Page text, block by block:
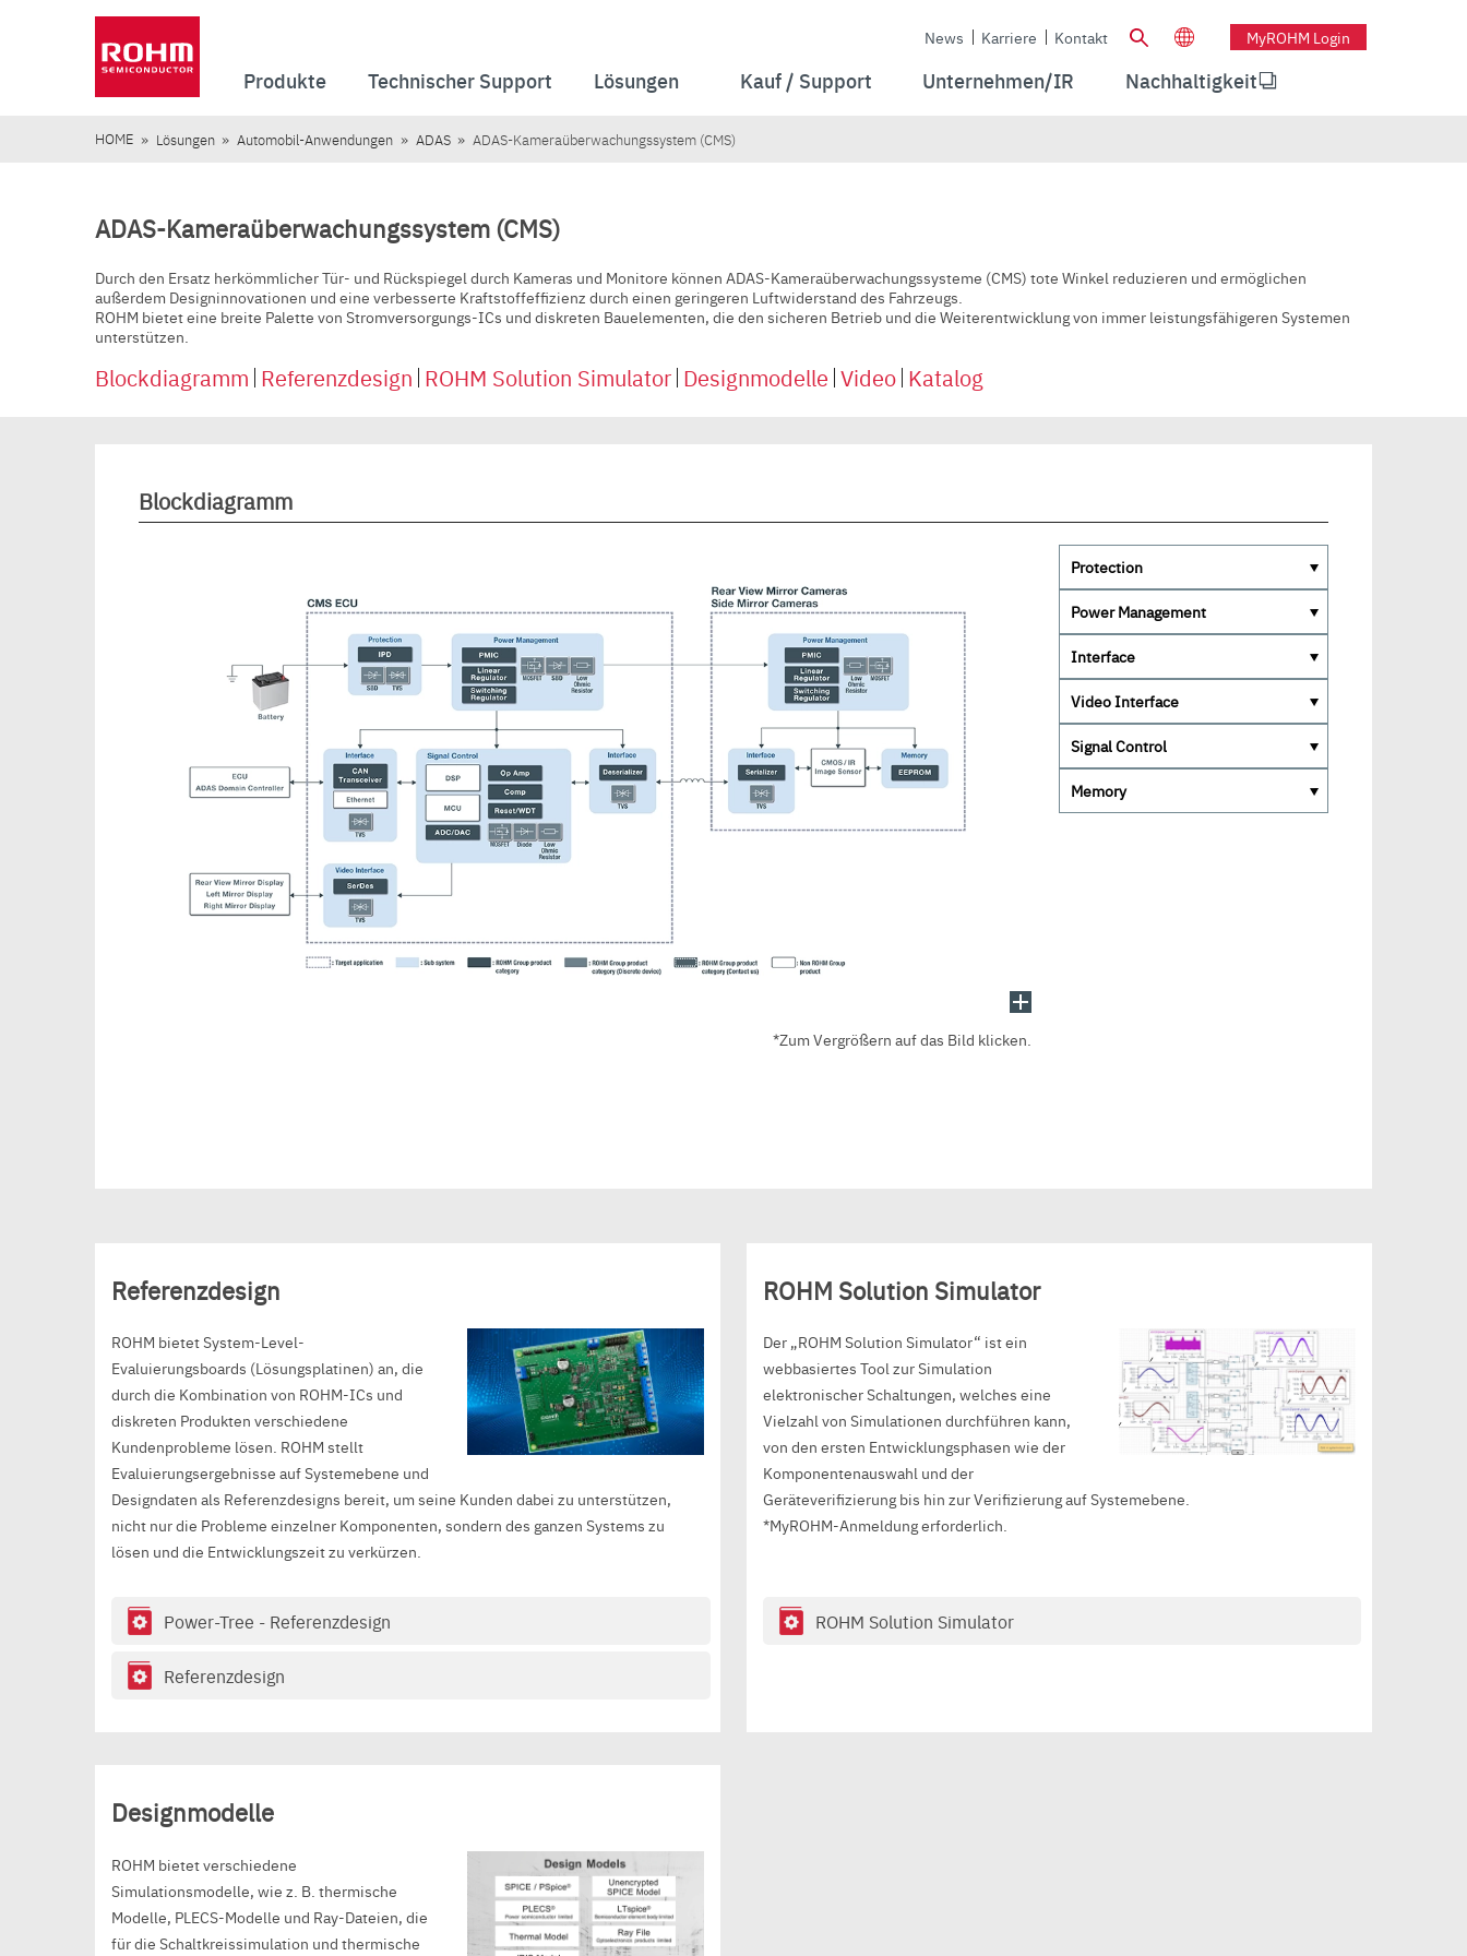
News Karriere Kontakt MyROHM Login
Produkte Technischer Support Lösungen Kauf / Support Unternehmen/IR Nachhaltigkeit
HOME Lösungen Automobil-Anwendungen ADAS ADAS-Kameraüberwachungssystem (CMS)
ADAS-Kameraüberwachungssystem (CMS)
Durch den Ersatz herkömmlicher Tür- und Rückspiegel durch Kameras und Monitore können ADAS-Kameraüberwachungssysteme (CMS) tote Winkel reduzieren und ermöglichen
außerdem Designinnovationen und eine verbesserte Kraftstoffeffizienz durch einen geringeren Luftwiderstand des Fahrzeugs.
ROHM bietet eine breite Palette von Stromversorgungs-ICs und diskreten Bauelementen, die den sicheren Betrieb und die Weiterentwicklung von immer leistungsfähigeren Systemen
unterstützen.
Blockdiagramm Referenzdesign ROHM Solution Simulator Designmodelle Video Katalog
Blockdiagramm
*Zum Vergrößern auf das Bild klicken.
Protection
Power Management
Interface
Video Interface
Signal Control
Memory
Referenzdesign
ROHM bietet System-Level-
Evaluierungsboards (Lösungsplatinen) an, die
durch die Kombination von ROHM-ICs und
diskreten Produkten verschiedene
Kundenprobleme lösen. ROHM stellt
Evaluierungsergebnisse auf Systemebene und
Designdaten als Referenzdesigns bereit, um seine Kunden dabei zu unterstützen,
nicht nur die Probleme einzelner Komponenten, sondern des ganzen Systems zu
lösen und die Entwicklungszeit zu verkürzen.
Power-Tree - Referenzdesign
Referenzdesign
ROHM Solution Simulator
Der „ROHM Solution Simulator“ ist ein
webbasiertes Tool zur Simulation
elektronischer Schaltungen, welches eine
Vielzahl von Simulationen durchführen kann,
von den ersten Entwicklungsphasen wie der
Komponentenauswahl und der
Geräteverifizierung bis hin zur Verifizierung auf Systemebene.
*MyROHM-Anmeldung erforderlich.
ROHM Solution Simulator
Designmodelle
ROHM bietet verschiedene
Simulationsmodelle, wie z. B. thermische
Modelle, PLECS-Modelle und Ray-Dateien, die
für die Schaltkreissimulation und thermische